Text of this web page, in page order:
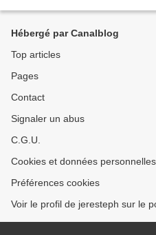
Hébergé par Canalblog
Top articles
Pages
Contact
Signaler un abus
C.G.U.
Cookies et données personnelles
Préférences cookies
Voir le profil de jeresteph sur le